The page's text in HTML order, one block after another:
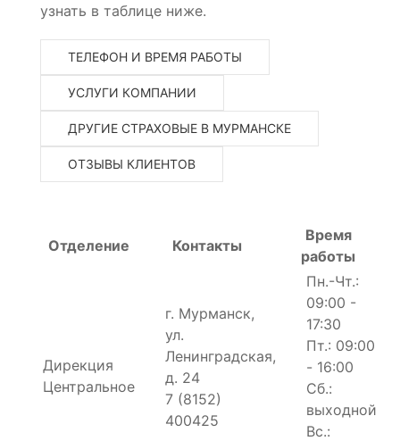
узнать в таблице ниже.
ТЕЛЕФОН И ВРЕМЯ РАБОТЫ
УСЛУГИ КОМПАНИИ
ДРУГИЕ СТРАХОВЫЕ В МУРМАНСКЕ
ОТЗЫВЫ КЛИЕНТОВ
Отделение Контакты
Время
работы
Дирекция
Центральное
г. Мурманск,
ул.
Ленинградская,
д. 24
7 (8152)
400425
Пн.-Чт.:
09:00 -
17:30
Пт.: 09:00
- 16:00
Сб.:
выходной
Вс.: